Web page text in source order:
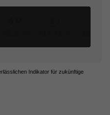
Indikator für zukünftige